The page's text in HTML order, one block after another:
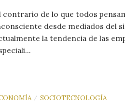
contrario de lo que todos
desde mediados del
la tendencia de las
/ SOCIOTECNOLOGÍA